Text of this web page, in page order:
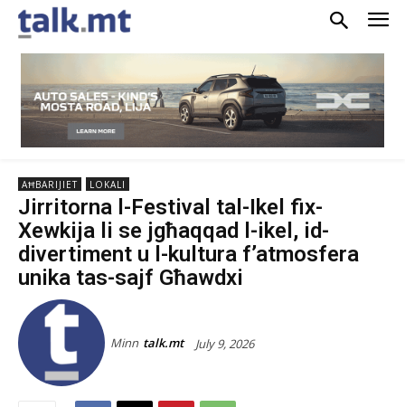
AĦBARIJIET LOKALI
Jirritorna l-Festival tal-Ikel fix-
Xewkija li se jgħaqqad l-ikel, id-
divertiment u l-kultura f’atmosfera
unika tas-sajf Għawdxi
Minn talk.mt July 9, 2026